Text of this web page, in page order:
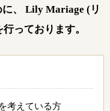
、
Lily Mariage (リ
っております。
考えている方